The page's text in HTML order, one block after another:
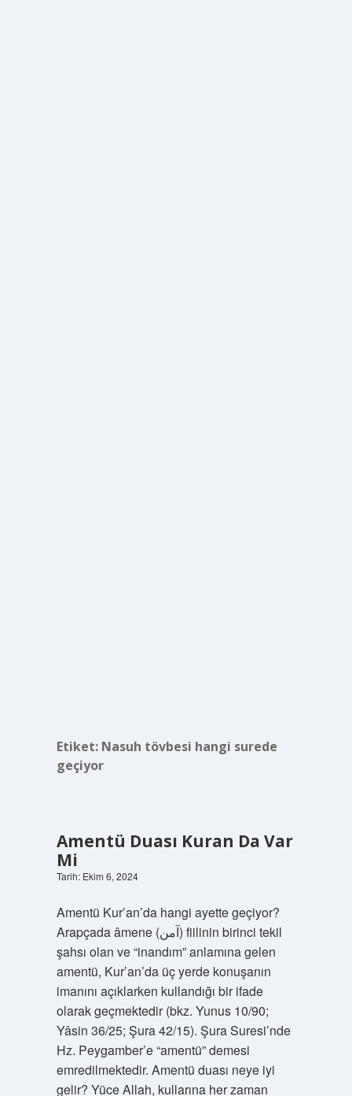
Etiket: Nasuh tövbesi hangi surede
geçiyor
Amentü Duası Kuran Da Var
Mi
Tarih: Ekim 6, 2024
Amentü Kur’an’da hangi ayette geçiyor?
Arapçada âmene (آمن) fiilinin birinci tekil
şahsı olan ve “inandım” anlamına gelen
amentü, Kur’an’da üç yerde konuşanın
imanını açıklarken kullandığı bir ifade
olarak geçmektedir (bkz. Yunus 10/90;
Yâsin 36/25; Şura 42/15). Şura Suresi’nde
Hz. Peygamber’e “amentü” demesi
emredilmektedir. Amentü duası neye iyi
gelir? Yüce Allah, kullarına her zaman